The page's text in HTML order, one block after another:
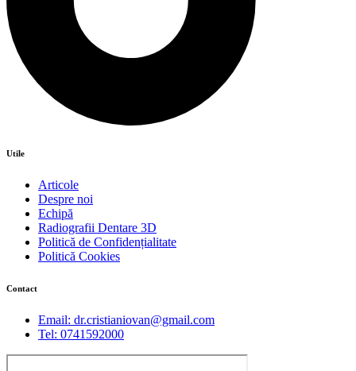
Utile
Articole
Despre noi
Echipă
Radiografii Dentare 3D
Politică de Confidențialitate
Politică Cookies
Contact
Email: dr.cristianiovan@gmail.com
Tel: 0741592000